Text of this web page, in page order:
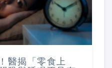
醫揭「零食上